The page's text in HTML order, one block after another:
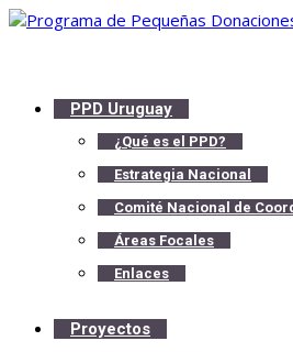
PPD Uruguay
¿Qué es el PPD?
Estrategia Nacional
Comité Nacional de
Áreas Focales
Enlaces
Proyectos